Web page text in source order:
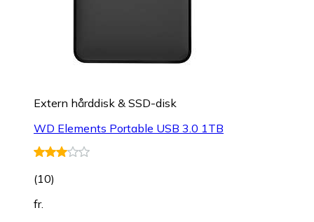
Extern hårddisk & SSD-disk
WD Elements Portable USB 3.0 1TB
(10)
fr.